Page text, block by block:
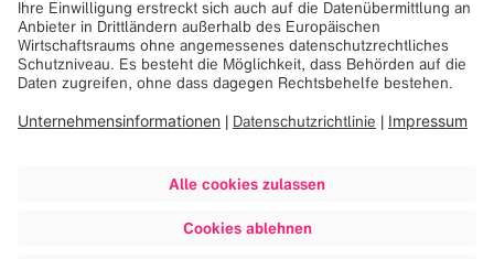
erhält der Chirurg eine echte 3D-Bilddarstellung im OP.
Besuchen Sie Brainlab am Stand Nr. 60, um mehr über die
3D Stereo DICOM Viewer Software für die chirurgische
Planung zu erfahren. Darüber hinaus erhalten Sie einen
Überblick über unser Portfolio im Bereich kraniale und
Erfahren Sie, wie die verschiedenen Arbeitsabläufe des
Navigation – zusammen mit der Elements Software –